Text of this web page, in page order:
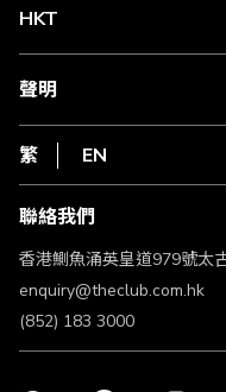
Club Shopping 商品領取站
常見問題
HKT
csl.
1010
HKT
聲明
私隱聲明
使用條款
條款及細則
不歧視及不騷擾聲明
認可牌照及通告
繁 EN
聯絡我們
香港鰂魚涌英皇道979號太
enquiry@theclub.com.hk
(852) 183 3000